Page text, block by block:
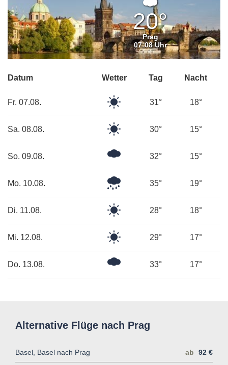
bewölkt
20°
Prag
07:08 Uhr
Datum Wetter Tag Nacht
Fr. 07.08. 31° 18°
Sa. 08.08. 30° 15°
So. 09.08. 32° 15°
Mo. 10.08.
Mäßiger35° 19°
Di. 11.08. 28° 18°
Mi. 12.08. 29° 17°
Do. 13.08. 33° 17°
Alternative Flüge nach Prag
Basel, Basel nach Prag ab 92 €